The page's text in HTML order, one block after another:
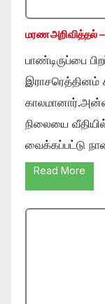
மரண அறிவித்தல் –
பாண்டிருப்பை
இராசரெத்தினம்
நிலையை
வைக்கப்பட்டு
Read More